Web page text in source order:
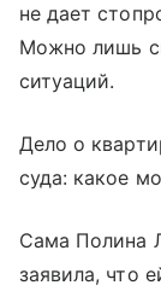
не дает
Можно лишь
ситуаций.
Дело о
суда: какое
Сама Полина
заявила, что